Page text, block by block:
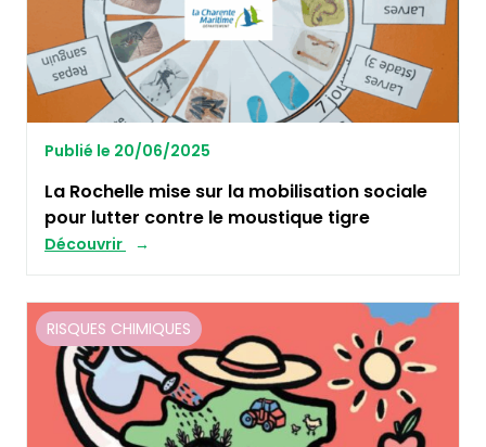
Publié le 20/06/2025
La Rochelle mise sur la mobilisation sociale
pour lutter contre le moustique tigre
Découvrir
RISQUES CHIMIQUES